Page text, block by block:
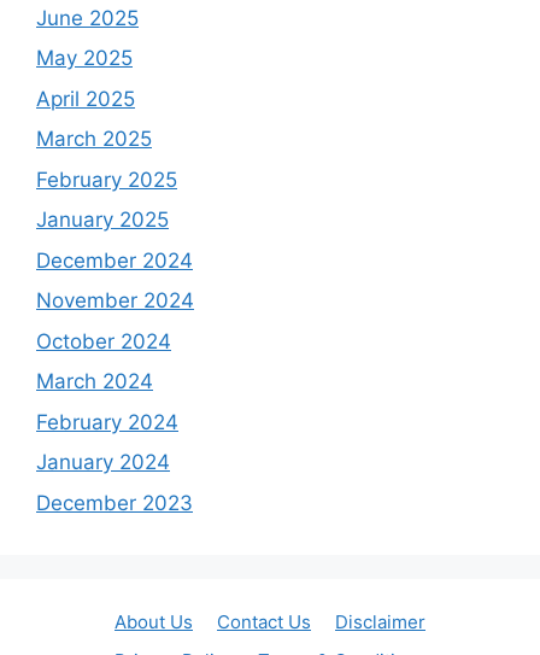
June 2025
May 2025
April 2025
March 2025
February 2025
January 2025
December 2024
November 2024
October 2024
March 2024
February 2024
January 2024
December 2023
About Us Contact Us
Disclaimer